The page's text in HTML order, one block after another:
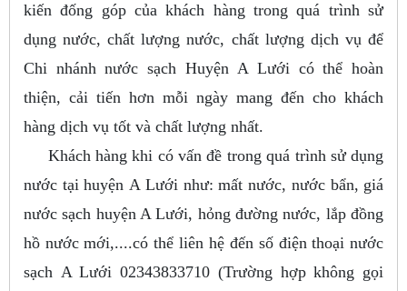
kiến đống góp của khách hàng trong quá trình sử
dụng nước, chất lượng nước, chất lượng dịch vụ để
Chi nhánh nước sạch Huyện A Lưới có thể hoàn
thiện, cải tiến hơn mỗi ngày mang đến cho khách
hàng dịch vụ tốt và chất lượng nhất.
Khách hàng khi có vấn đề trong quá trình sử dụng
nước tại huyện A Lưới như: mất nước, nước bẩn, giá
nước sạch huyện A Lưới, hỏng đường nước, lắp đồng
hồ nước mới,....có thể liên hệ đến số điện thoại nước
sạch A Lưới 02343833710 (Trường hợp không gọi